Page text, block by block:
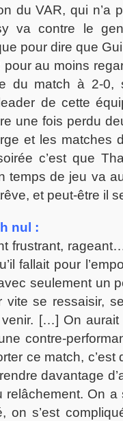
du VAR, qui n’a
va contre le
pour dire que
au moins
du match à 2-0,
de cette
une fois perdu
et les matches
c’est que
temps de jeu va
et peut-être il
nul :
frustrant,
fallait pour
seulement un
vite se ressaisir,
[…] On
contre-
ce match,
davantage
relâchement. On
on s’est